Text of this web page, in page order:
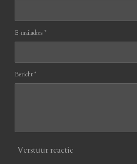
E-mailadres *
Bericht *
Verstuur reactie